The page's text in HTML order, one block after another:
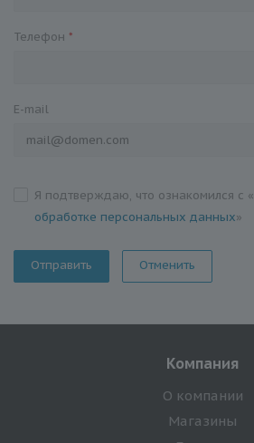
Телефон *
E-mail
Я подтверждаю, что ознакомился с «
обработке персональных данных»
Отменить
Компания
О компании
Магазины